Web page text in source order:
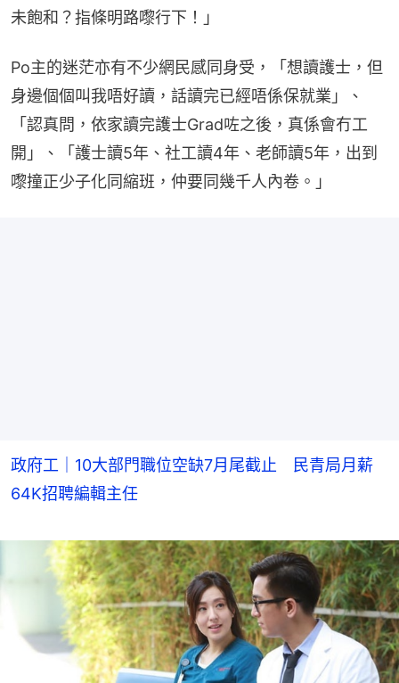
未飽和？指條明路嚟行下！」
Po主的迷茫亦有不少網民感同身受，「想讀護士，但
身邊個個叫我唔好讀，話讀完已經唔係保就業」、
「認真問，依家讀完護士Grad咗之後，真係會冇工
開」、「護士讀5年、社工讀4年、老師讀5年，出到
嚟撞正少子化同縮班，仲要同幾千人內卷。」
政府工｜10大部門職位空缺7月尾截止 民青局月薪
64K招聘編輯主任